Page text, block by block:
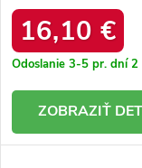
BLACK
16,10 €
Odoslanie 3-5 pr. dní2